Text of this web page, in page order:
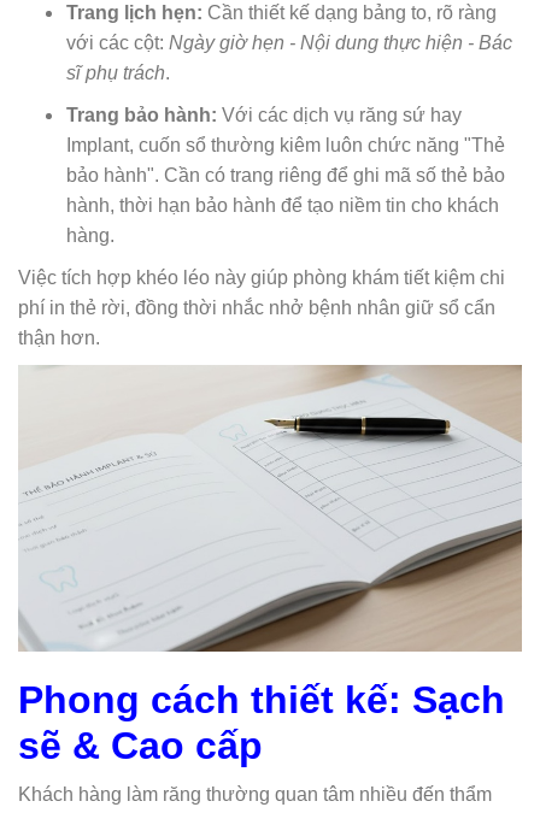
Trang lịch hẹn: Cần thiết kế dạng bảng to, rõ ràng
với các cột: Ngày giờ hẹn - Nội dung thực hiện - Bác
sĩ phụ trách.
Trang bảo hành: Với các dịch vụ răng sứ hay
Implant, cuốn sổ thường kiêm luôn chức năng "Thẻ
bảo hành". Cần có trang riêng để ghi mã số thẻ bảo
hành, thời hạn bảo hành để tạo niềm tin cho khách
hàng.
Việc tích hợp khéo léo này giúp phòng khám tiết kiệm chi
phí in thẻ rời, đồng thời nhắc nhở bệnh nhân giữ sổ cẩn
thận hơn.
Phong cách thiết kế: Sạch
sẽ & Cao cấp
Khách hàng làm răng thường quan tâm nhiều đến thẩm